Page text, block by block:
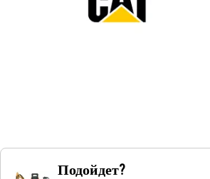
Подойдет?